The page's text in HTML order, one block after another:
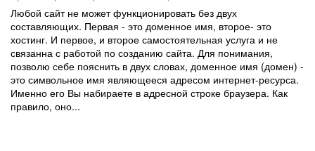
Любой сайт не может функционировать без двух
составляющих. Первая - это доменное имя, второе- это
хостинг. И первое, и второе самостоятельная услуга и не
связанна с работой по созданию сайта. Для понимания,
позволю себе пояснить в двух словах, доменное имя (домен) -
это символьное имя являющееся адресом интернет-ресурса.
Именно его Вы набираете в адресной строке браузера. Как
правило, оно...